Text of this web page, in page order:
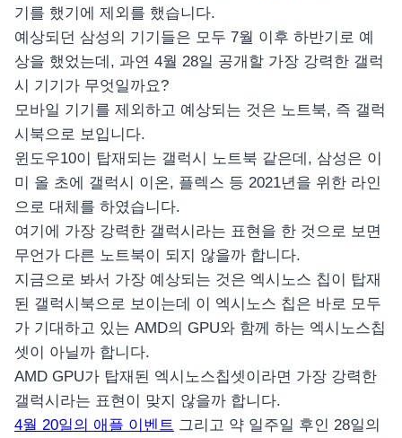
기를 했기에 제외를 했습니다.
예상되던 삼성의 기기들은 모두 7월 이후 하반기로 예
상을 했었는데, 과연 4월 28일 공개할 가장 강력한 갤럭
시 기기가 무엇일까요?
모바일 기기를 제외하고 예상되는 것은 노트북, 즉 갤럭
시북으로 보입니다.
윈도우10이 탑재되는 갤럭시 노트북 같은데, 삼성은 이
미 올 초에 갤럭시 이온, 플렉스 등 2021년을 위한 라인
으로 대체를 하였습니다.
여기에 가장 강력한 갤럭시라는 표현을 한 것으로 보면
무언가 다른 노트북이 되지 않을까 합니다.
지금으로 봐서 가장 예상되는 것은 엑시노스 칩이 탑재
된 갤럭시북으로 보이는데 이 엑시노스 칩은 바로 모두
가 기대하고 있는 AMD의 GPU와 함께 하는 엑시노스칩
셋이 아닐까 합니다.
AMD GPU가 탑재된 엑시노스칩셋이라면 가장 강력한
갤럭시라는 표현이 맞지 않을까 합니다.
4월 20일의 애플 이벤트 그리고 약 일주일 후인 28일의